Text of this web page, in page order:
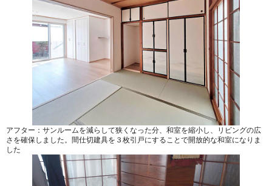
アフター：サンルームを減らして狭くなった分、和室を縮小し、リビングの広
さを確保しました。間仕切建具を３枚引戸にすることで開放的な和室になりま
した